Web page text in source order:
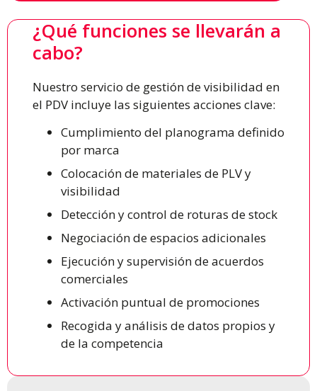
¿Qué funciones se llevarán a
cabo?
Nuestro servicio de gestión de visibilidad en
el PDV incluye las siguientes acciones clave:
Cumplimiento del planograma definido
por marca
Colocación de materiales de PLV y
visibilidad
Detección y control de roturas de stock
Negociación de espacios adicionales
Ejecución y supervisión de acuerdos
comerciales
Activación puntual de promociones
Recogida y análisis de datos propios y
de la competencia